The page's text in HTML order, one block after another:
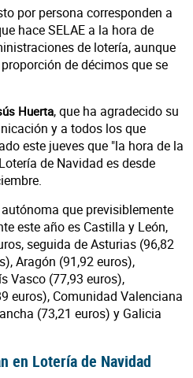
por persona corresponden a
hace SELAE a la hora de
de lotería, aunque
de décimos que se
Huerta, que ha agradecido su
y a todos los que
este jueves que "la hora de la
de Navidad es desde
que previsiblemente
este año es Castilla y León,
seguida de Asturias (96,82
Aragón (91,92 euros),
Vasco (77,93 euros),
euros), Comunidad Valenciana
(73,21 euros) y Galicia
en Lotería de Navidad